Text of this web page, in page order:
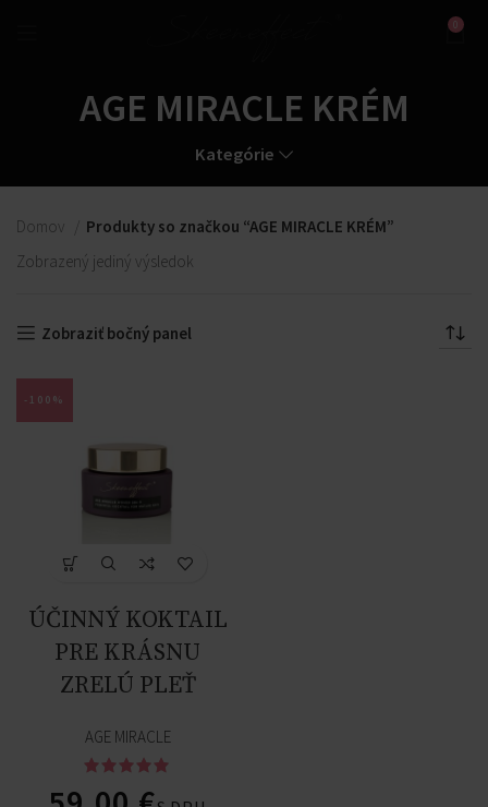
0
AGE MIRACLE KRÉM
Kategórie
Domov
Produkty so značkou “AGE MIRACLE KRÉM”
Zobrazený jediný výsledok
Zobraziť bočný panel
-100%
ÚČINNÝ KOKTAIL
PRE KRÁSNU
ZRELÚ PLEŤ
AGE MIRACLE